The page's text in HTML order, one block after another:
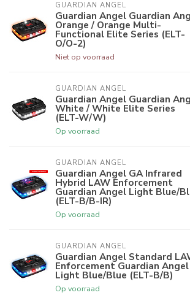
GUARDIAN ANGEL
Guardian Angel Guardian
Orange / Orange Multi-
Functional Elite Series (ELT-
O/O-2)
Niet op voorraad
GUARDIAN ANGEL
Guardian Angel Guardian
White / White Elite Series
(ELT-W/W)
Op voorraad
GUARDIAN ANGEL
Guardian Angel GA Infrared
Hybrid LAW Enforcement
Guardian Angel Light Blue/
(ELT-B/B-IR)
Op voorraad
GUARDIAN ANGEL
Guardian Angel Standard
Enforcement Guardian Angel
Light Blue/Blue (ELT-B/B)
Op voorraad